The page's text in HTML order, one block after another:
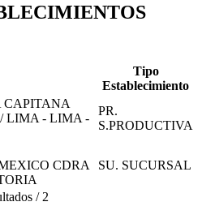
Tipo
Establecimiento
CAPITANA
LIMA - LIMA -
PR.
S.PRODUCTIVA
CDRA
SU. SUCURSAL
/ 2